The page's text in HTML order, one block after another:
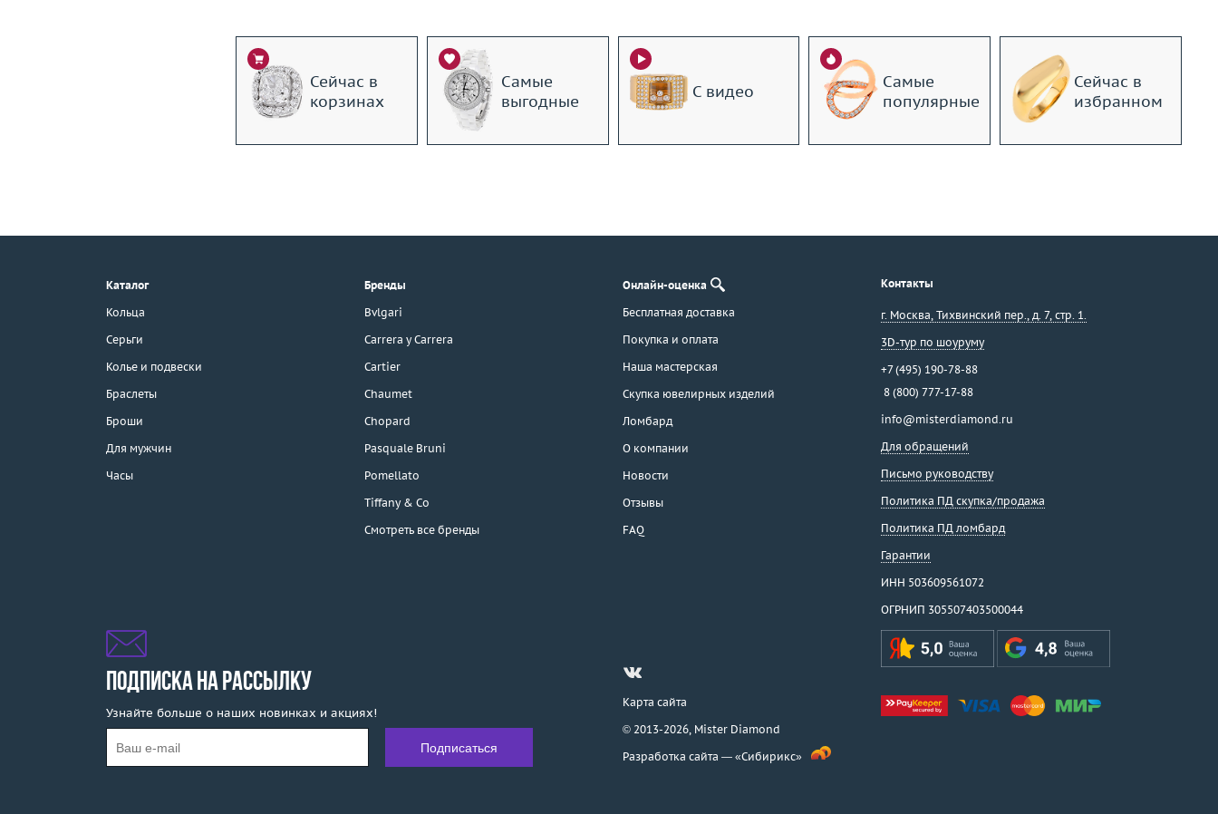
г. Москва, Тихвинский пер., д. 7,
3D-тур по шоуруму
Бесплатная доставка
Покупка и оплата
Сейчас в
корзинах
Самые
выгодные
С видео
Самые
популярные
Сейчас в
избранном
Каталог
Кольца
Серьги
Колье и подвески
Браслеты
Броши
Для мужчин
Часы
Бренды
Bvlgari
Carrera y Carrera
Cartier
Chaumet
Chopard
Pasquale Bruni
Pomellato
Tiffany & Co
Смотреть все бренды
Онлайн-оценка
Бесплатная доставка
Покупка и оплата
Наша мастерская
Скупка ювелирных изделий
Ломбард
О компании
Новости
Отзывы
FAQ
Контакты
г. Москва, Тихвинский пер., д. 7, стр. 1.
3D-тур по шоуруму
+7 (495) 190-78-88
8 (800) 777-17-88
info@misterdiamond.ru
Для обращений
Письмо руководству
Политика ПД скупка/продажа
Политика ПД ломбард
Гарантии
ИНН 503609561072
ОГРНИП 305507403500044
ПОДПИСКА НА РАССЫЛКУ
Узнайте больше о наших новинках и акциях!
Карта сайта
© 2013-2026, Mister Diamond
Разработка сайта — «Сибирикс»